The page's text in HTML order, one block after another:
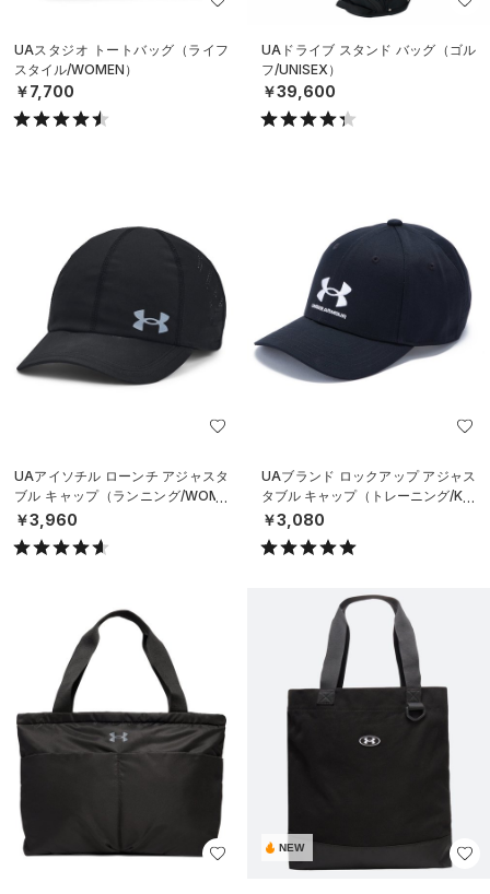
UAスタジオ トートバッグ（ライフ
スタイル/WOMEN）
￥7,700
UAドライブ スタンド バッグ（ゴル
フ/UNISEX）
￥39,600
UAアイソチル ローンチ アジャスタ
ブル キャップ（ランニング/WOME
N）
￥3,960
UAブランド ロックアップ アジャス
タブル キャップ（トレーニング/KID
S）
￥3,080
NEW